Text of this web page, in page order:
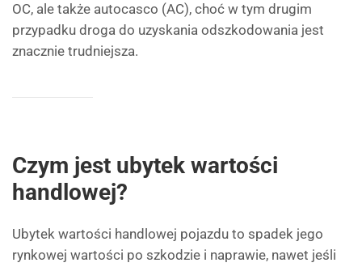
OC, ale także autocasco (AC), choć w tym drugim
przypadku droga do uzyskania odszkodowania jest
znacznie trudniejsza.
Czym jest ubytek wartości
handlowej?
Ubytek wartości handlowej pojazdu to spadek jego
rynkowej wartości po szkodzie i naprawie, nawet jeśli